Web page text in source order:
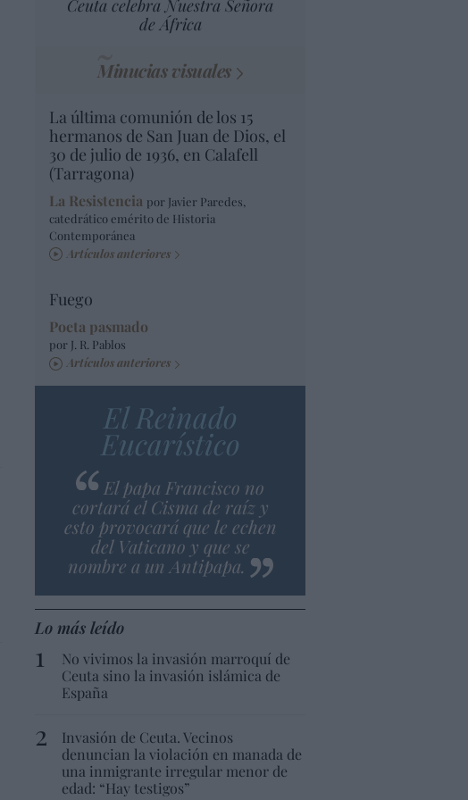
Ceuta celebra Nuestra Señora
de África
Minucias visuales
La última comunión de los 15
hermanos de San Juan de Dios, el
30 de julio de 1936, en Calafell
(Tarragona)
La Resistencia por Javier Paredes,
catedrático emérito de Historia
Contemporánea
Artículos anteriores
Fuego
Poeta pasmado
por J. R. Pablos
Artículos anteriores
El Reinado
Eucarístico
El papa Francisco no
cortará el Cisma de raíz y
esto provocará que le echen
del Vaticano y que se
nombre a un Antipapa.
Lo más leído
No vivimos la invasión marroquí de
Ceuta sino la invasión islámica de
España
Invasión de Ceuta. Vecinos
denuncian la violación en manada de
una inmigrante irregular menor de
edad: “Hay testigos”